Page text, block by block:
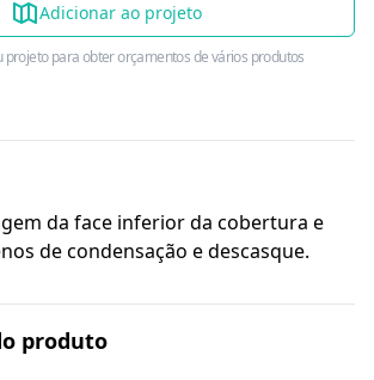
Adicionar ao projeto
projeto para obter orçamentos de vários produtos
da face inferior da cobertura e
de condensação e descasque.
produto